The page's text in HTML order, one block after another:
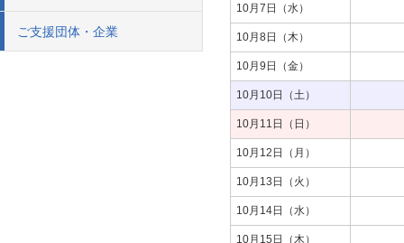
ご支援団体・企業
10月7日（水）
10月8日（木）
10月9日（金）
10月10日（土）
10月11日（日）
10月12日（月）
10月13日（火）
10月14日（水）
10月15日（木）